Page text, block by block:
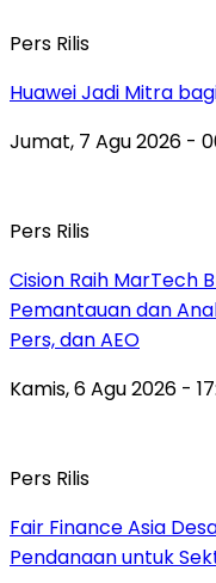
Pers Rilis
Huawei Jadi Mitra
Jumat, 7 Agu 2026 -
Pers Rilis
Cision Raih MarTech
Pemantauan dan
Pers, dan AEO
Kamis, 6 Agu 2026 -
Pers Rilis
Fair Finance Asia
Pendanaan untuk